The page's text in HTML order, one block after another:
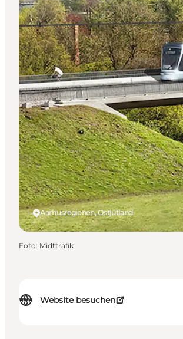
Website besuchen
Aarhusregionen, Ostjütland
Foto: Midttrafik